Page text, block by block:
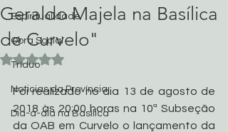
Espiritualidade
Obra Social
Tríduo
Noticias da Província
Dia-a-dia na Basílica
Geraldo Majela na Basílica
de Curvelo"
Avaliado com NaN de 5 estrelas.
Foi realizado no dia 13 de agosto de
2018 às 20:00 horas na 10ª Subseção
da OAB em Curvelo o lançamento da